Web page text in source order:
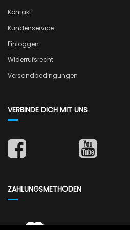
Kontakt
Kundenservice
Einloggen
Widerrufsrecht
Versandbedingungen
VERBINDE DICH MIT UNS
ZAHLUNGSMETHODEN